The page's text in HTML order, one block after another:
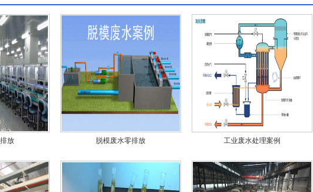
放 脱模废水零排放 工业废水处理案例